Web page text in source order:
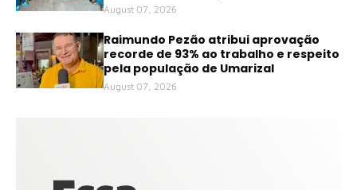
August 07, 2026
Raimundo Pezão atribui aprovação
recorde de 93% ao trabalho e respeito
pela população de Umarizal
August 07, 2026